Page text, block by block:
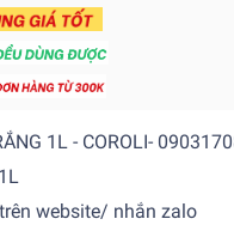
1L - COROLI-
website/ nhắn zalo